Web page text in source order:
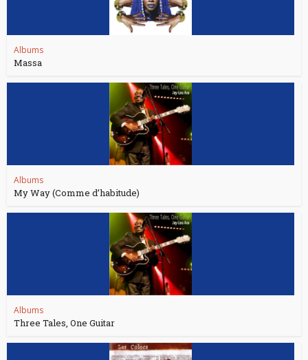
Albums
Massa
Albums
My Way (Comme d’habitude)
Albums
Three Tales, One Guitar